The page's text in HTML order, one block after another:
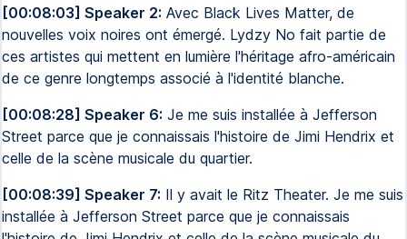
[00:08:03] Speaker 2: Avec Black Lives Matter, de
nouvelles voix noires ont émergé. Lydzy No fait partie de
ces artistes qui mettent en lumière l'héritage afro-américain
de ce genre longtemps associé à l'identité blanche.
[00:08:28] Speaker 6: Je me suis installée à Jefferson
Street parce que je connaissais l'histoire de Jimi Hendrix et
celle de la scène musicale du quartier.
[00:08:39] Speaker 7: Il y avait le Ritz Theater. Je me suis
installée à Jefferson Street parce que je connaissais